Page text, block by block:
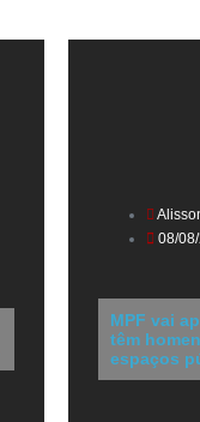
08/
MPF vai
têm
espaços